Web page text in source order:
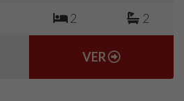
2 2
VER